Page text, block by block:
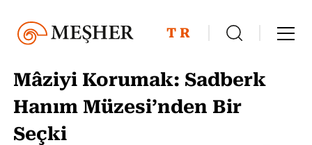
TR
Mâziyi Korumak: Sadberk
Hanım Müzesi’nden Bir
Seçki